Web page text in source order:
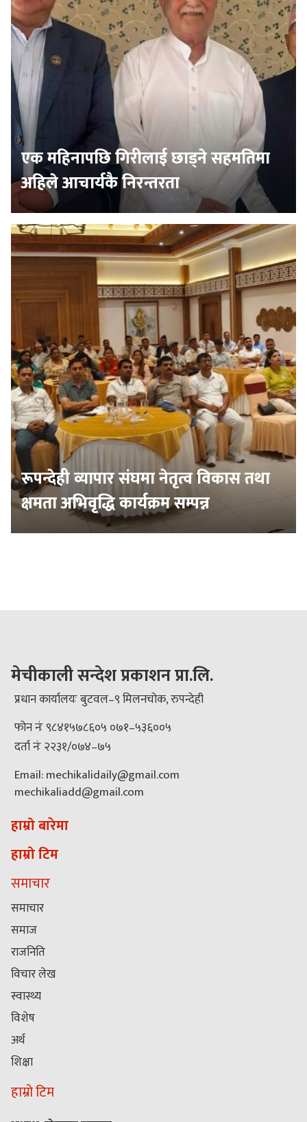
एक महिनापछि गिरीलाई छाड्ने सहमतिमा
अहिले आचार्यकै निरन्तरता
रूपन्देही व्यापार संघमा नेतृत्व विकास तथा
क्षमता अभिवृद्धि कार्यक्रम सम्पन्न
मेचीकाली सन्देश प्रकाशन प्रा.लि.
प्रधान कार्यालयः बुटवल–९ मिलनचोक, रुपन्देही
फोन नंः ९८४१५७८६०५ ०७१–५३६००५
दर्ता नंः २२३१/०७४–७५
Email: mechikalidaily@gmail.com
mechikaliadd@gmail.com
हाम्रो बारेमा
हाम्रो टिम
समाचार
समाचार
समाज
राजनिति
विचार लेख
स्वास्थ्य
विशेष
अर्थ
शिक्षा
हाम्रो टिम